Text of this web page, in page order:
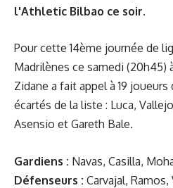
l'Athletic Bilbao ce soir.
Pour cette 14ème journée de
Madrilènes ce samedi (20h45)
Zidane a fait appel à 19
écartés de la liste : Luca,
Asensio et Gareth Bale.
Gardiens : Navas, Casilla,
Défenseurs : Carvajal,